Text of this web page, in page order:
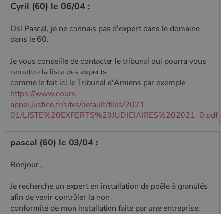
Cyril (60) le 06/04 :
Dsl Pascal, je ne connais pas d'expert dans le domaine
dans le 60.
Je vous conseille de contacter le tribunal qui pourra vous
remettre la liste des experts
comme le fait ici le Tribunal d'Amiens par exemple
https://www.cours-
appel.justice.fr/sites/default/files/2021-
01/LISTE%20EXPERTS%20JUDICIAIRES%202021_0.pdf
pascal (60) le 03/04 :
Bonjour ,
Je recherche un expert en installation de poêle à granulés
afin de venir contrôler la non
conformité de mon installation faite par une entreprise.